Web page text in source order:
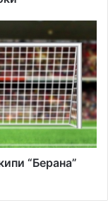
“Берана”